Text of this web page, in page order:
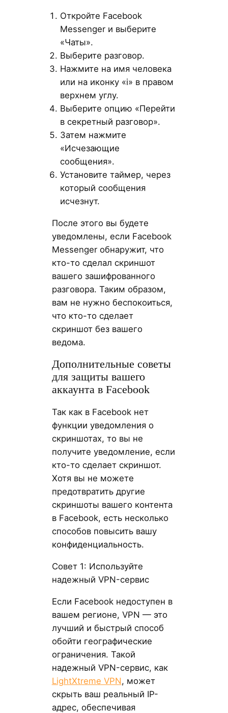
Откройте Facebook
Messenger и выберите
«Чаты».
Выберите разговор.
Нажмите на имя человека
или на иконку «i» в правом
верхнем углу.
Выберите опцию «Перейти
в секретный разговор».
Затем нажмите
«Исчезающие
сообщения».
Установите таймер, через
который сообщения
исчезнут.
После этого вы будете
уведомлены, если Facebook
Messenger обнаружит, что
кто-то сделал скриншот
вашего зашифрованного
разговора. Таким образом,
вам не нужно беспокоиться,
что кто-то сделает
скриншот без вашего
ведома.
Дополнительные советы
для защиты вашего
аккаунта в Facebook
Так как в Facebook нет
функции уведомления о
скриншотах, то вы не
получите уведомление, если
кто-то сделает скриншот.
Хотя вы не можете
предотвратить другие
скриншоты вашего контента
в Facebook, есть несколько
способов повысить вашу
конфиденциальность.
Совет 1: Используйте
надежный VPN-сервис
Если Facebook недоступен в
вашем регионе, VPN — это
лучший и быстрый способ
обойти географические
ограничения. Такой
надежный VPN-сервис, как
LightXtreme VPN, может
скрыть ваш реальный IP-
адрес, обеспечивая